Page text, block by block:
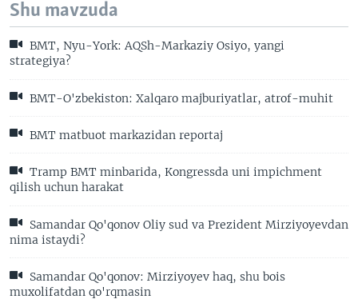
Shu mavzuda
BMT, Nyu-York: AQSh-Markaziy Osiyo, yangi
strategiya?
BMT-O'zbekiston: Xalqaro majburiyatlar, atrof-muhit
BMT matbuot markazidan reportaj
Tramp BMT minbarida, Kongressda uni impichment
qilish uchun harakat
Samandar Qo'qonov Oliy sud va Prezident Mirziyoyevdan
nima istaydi?
Samandar Qo'qonov: Mirziyoyev haq, shu bois
muxolifatdan qo'rqmasin